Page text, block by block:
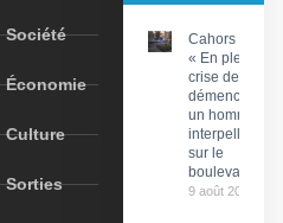
Société
Économie
Culture
Sorties
Cahors :
« En pleine
crise de
démence »,
un homme
interpellé
sur le
boulevard
9 août 2026